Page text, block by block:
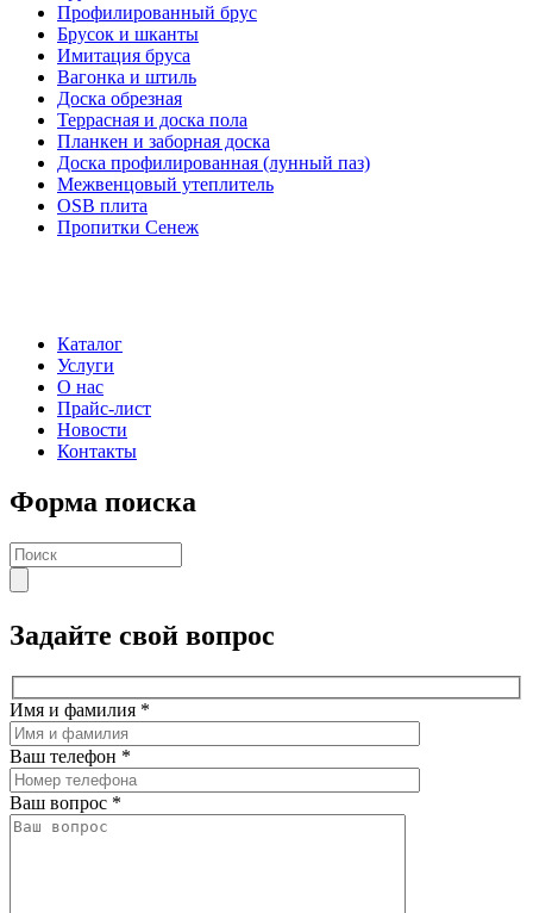
Профилированный брус
Брусок и шканты
Имитация бруса
Вагонка и штиль
Доска обрезная
Террасная и доска пола
Планкен и заборная доска
Доска профилированная (лунный паз)
Межвенцовый утеплитель
OSB плита
Пропитки Сенеж
Каталог
Услуги
О нас
Прайс-лист
Новости
Контакты
Форма поиска
Задайте свой вопрос
Имя и фамилия *
Ваш телефон *
Ваш вопрос *